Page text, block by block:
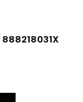
888218031X